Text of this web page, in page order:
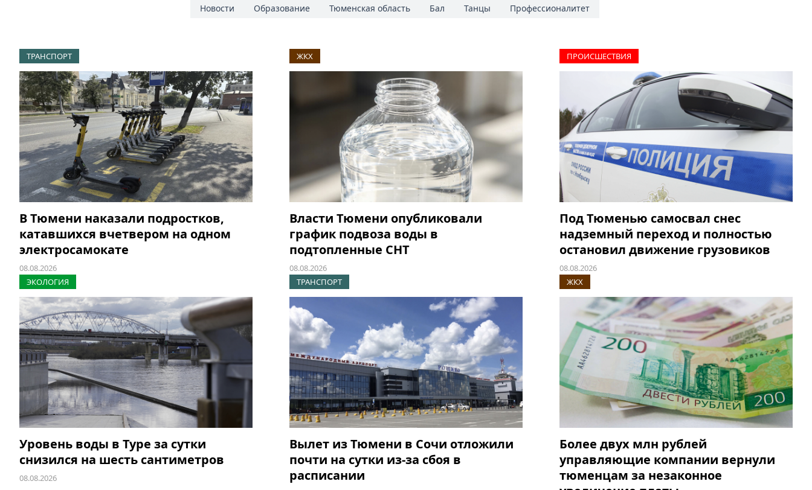
Новости Образование Тюменская область Бал Танцы Профессионалитет
ТРАНСПОРТ
В Тюмени наказали подростков,
катавшихся вчетвером на одном
электросамокате
08.08.2026
ЖКХ
Власти Тюмени опубликовали
график подвоза воды в
подтопленные СНТ
08.08.2026
ПРОИCШЕСТВИЯ
Под Тюменью самосвал снес
надземный переход и полностью
остановил движение грузовиков
08.08.2026
ЭКОЛОГИЯ
Уровень воды в Туре за сутки
снизился на шесть сантиметров
08.08.2026
ТРАНСПОРТ
Вылет из Тюмени в Сочи отложили
почти на сутки из-за сбоя в
расписании
ЖКХ
Более двух млн рублей
управляющие компании вернули
тюменцам за незаконное